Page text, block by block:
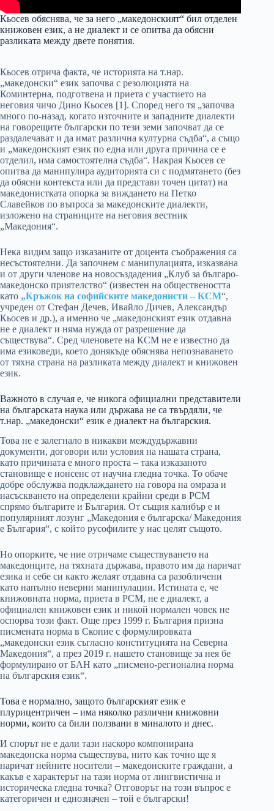
Кьосев обяснява, че за него „македонският“ бил отделен
книжовен език, а не диалект и се опитва да обясни
разликата между двете понятия.
Кьосев отрича факта, че историята на т.нар.
„македонски“ език започва с резолюцията на
Коминтерна, подготвена и приета с участието на
неговия чичо Дино Кьосев [1]. Според него тя „започва
много по-назад, когато източните и западните диалекти
на говорещите български по тези земи започват да се
раздалечават и да имат различна културна съдба“, а също
и „македонският език по една или друга причина се е
отделил, има самостоятелна съдба“. Накрая Кьосев се
опитва да манипулира аудиторията си с подмятането (без
да обясни контекста или да представи точен цитат) на
македонистката опорка за виждането на Петко
Славейков по въпроса за македонските диалекти,
изложено на страниците на неговия вестник
„Македония“.
Нека видим защо изказаните от доцента съображения са
несъстоятелни. Да започнем с манипулацията, изказвана
и от други членове на новосъздадения „Клуб за българо-
македонско приятелство“ (известен на обществеността
като „Кръжок на софийските македонисти – КСМ“,
учреден от Стефан Дечев, Ивайло Дичев, Александър
Кьосев и др.), а именно че „македонският език отдавна
не е диалект и няма нужда от рaзрешение да
съществува“. Сред членовете на КСМ не е известно да
има езиковеди, което донякъде обяснява непознаването
от тяхна страна на разликата между диалект и книжовен
език.
Важното в случая е, че никога официални представители
на българската наука или държава не са твърдяли, че
т.нар. „македонски“ език е диалект на българския.
Това не е залегнало в никакви междудържавни
документи, договори или условия на нашата страна,
като причината е много проста – така изказаното
становище е нонсенс от научна гледна точка. То обаче
добре обслужва подклаждането на говора на омраза и
насъскването на определени крайни среди в РСМ
спрямо българите и България. От същия калибър е и
популярният лозунг „Македония е българска/ Македония
е България“, с който русофилите у нас целят същото.
Но опорките, че ние отричаме съществуването на
македонците, на тяхната държава, правото им да наричат
езика и себе си както желаят отдавна са разобличени
като напълно неверни манипулации. Истината е, че
книжовната норма, приета в РСМ, не е диалект, а
официален книжовен език и никой нормален човек не
оспорва този факт. Още през 1999 г. България призна
писмената норма в Скопие с формулировката
„македонски език съгласно конституцията на Северна
Македония“, а през 2019 г. нашето становище за нея бе
формулирано от БАН като „писмено-регионална норма
на българския език“.
Това е нормално, защото българският език е
плурицентричен – има няколко различни книжовни
норми, които са били ползвани в миналото и днес.
И спорът не е дали тази наскоро компонирана
македонска норма съществува, нито как точно ще я
наричат нейните носители – македонските граждани, а
какъв е характерът на тази норма от лингвистична и
историческа гледна точка? Отговорът на този въпрос е
категоричен и еднозначен – той е български!